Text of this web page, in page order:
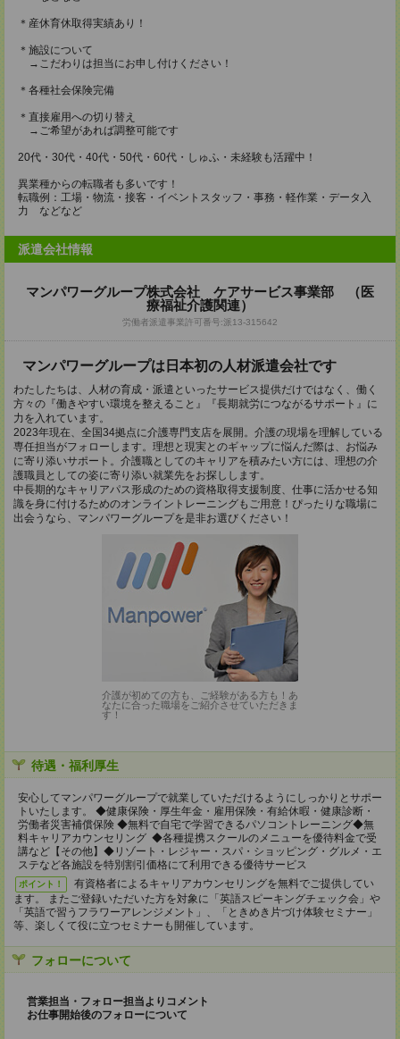
＊産休育休取得実績あり！
＊施設について
→こだわりは担当にお申し付けください！
＊各種社会保険完備
＊直接雇用への切り替え
→ご希望があれば調整可能です
20代・30代・40代・50代・60代・しゅふ・未経験も活躍中！
異業種からの転職者も多いです！
転職例：工場・物流・接客・イベントスタッフ・事務・軽作業・データ入
力 などなど
派遣会社情報
マンパワーグループ株式会社 ケアサービス事業部 （医
療福祉介護関連）
労働者派遣事業許可番号:派13-315642
マンパワーグループは日本初の人材派遣会社です
わたしたちは、人材の育成・派遣といったサービス提供だけではなく、働く
方々の『働きやすい環境を整えること』『長期就労につながるサポート』に
力を入れています。
2023年現在、全国34拠点に介護専門支店を展開。介護の現場を理解している
専任担当がフォローします。理想と現実とのギャップに悩んだ際は、お悩み
に寄り添いサポート。介護職としてのキャリアを積みたい方には、理想の介
護職員としての姿に寄り添い就業先をお探しします。
中長期的なキャリアパス形成のための資格取得支援制度、仕事に活かせる知
識を身に付けるためのオンライントレーニングもご用意！ぴったりな職場に
出会うなら、マンパワーグループを是非お選びください！
介護が初めての方も、ご経験がある方も！あ
なたに合った職場をご紹介させていただきま
す！
待遇・福利厚生
安心してマンパワーグループで就業していただけるようにしっかりとサポー
トいたします。 ◆健康保険・厚生年金・雇用保険・有給休暇・健康診断・
労働者災害補償保険 ◆無料で自宅で学習できるパソコントレーニング◆無
料キャリアカウンセリング ◆各種提携スクールのメニューを優待料金で受
講など【その他】◆リゾート・レジャー・スパ・ショッピング・グルメ・エ
ステなど各施設を特別割引価格にて利用できる優待サービス
ポイント！
有資格者によるキャリアカウンセリングを無料でご提供してい
ます。 またご登録いただいた方を対象に「英語スピーキングチェック会」や
「英語で習うフラワーアレンジメント」、「ときめき片づけ体験セミナー」
等、楽しくて役に立つセミナーも開催しています。
フォローについて
営業担当・フォロー担当よりコメント
お仕事開始後のフォローについて